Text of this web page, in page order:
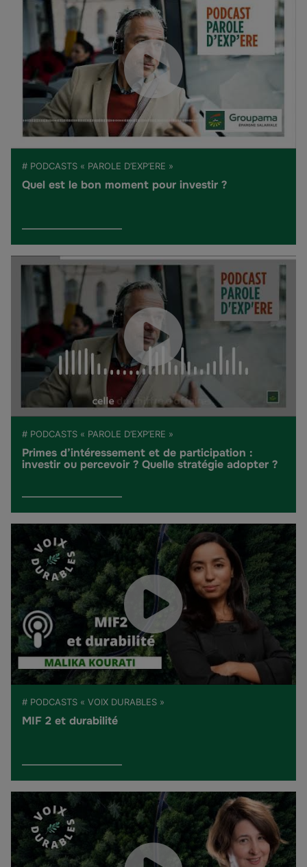
# PODCASTS « PAROLE D’EXP’ERE »
Quel est le bon moment pour investir ?
# PODCASTS « PAROLE D’EXP’ERE »
Primes d’intéressement et de participation :
investir ou percevoir ? Quelle stratégie adopter ?
# PODCASTS « VOIX DURABLES »
MIF 2 et durabilité